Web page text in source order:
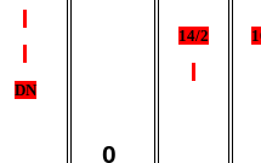
DN
0
14/2